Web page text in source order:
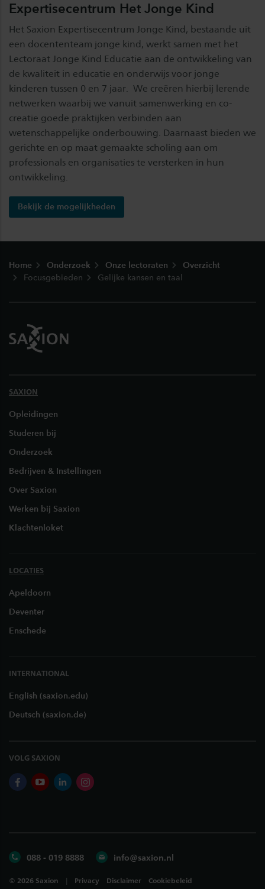
Expertisecentrum Het Jonge Kind
Het Saxion Expertisecentrum Jonge Kind, bestaande uit
een docententeam jonge kind, werkt samen met het
Lectoraat Jonge Kind Educatie aan de ontwikkeling van
de kwaliteit in educatie en onderwijs voor jonge
kinderen tussen 0 en 7 jaar. We creëren hierbij lerende
netwerken waarbij we vanuit samenwerking en co-
creatie goede praktijken verbinden aan
wetenschappelijke onderbouwing. Daarnaast bieden we
gerichte en op maat gemaakte scholing aan om
professionals en organisaties te versterken in hun
ontwikkeling.
Bekijk de mogelijkheden
Home Onderzoek Onze lectoraten
Overzicht
Focusgebieden
Gelijke kansen en taal
SAXION
Opleidingen
Studeren bij
Onderzoek
Bedrijven & Instellingen
Over Saxion
Werken bij Saxion
Klachtenloket
LOCATIES
Apeldoorn
Deventer
Enschede
INTERNATIONAL
English (saxion.edu)
Deutsch (saxion.de)
VOLG SAXION
facebookyoutubelinkedininstagram
088 - 019 8888 info@saxion.nl
© 2026 Saxion Privacy Disclaimer Cookiebeleid